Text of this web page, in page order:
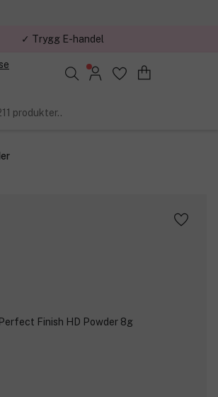
✓ Trygg E-handel
produkter..